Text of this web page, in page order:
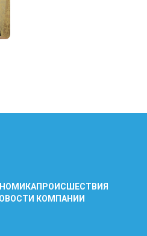
ПРОИСШЕСТВИЯ
КОМПАНИИ